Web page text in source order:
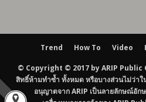
Trend How To Video
© Copyright © 2017 by ARIP Public
สิทธิ์ห้ามทำซ้ำ ทั้งหมด หรือบางส่วนไม่ว่าใ
อนุญาตจาก ARIP เป็นลายลักษณ์อักษ